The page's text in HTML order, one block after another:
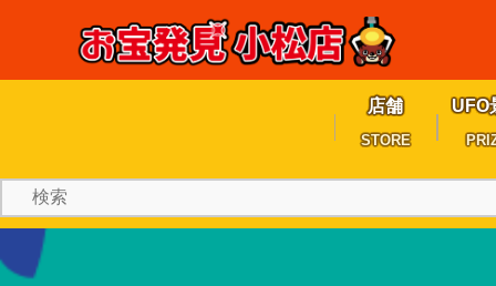
店舗
STORE
UFO